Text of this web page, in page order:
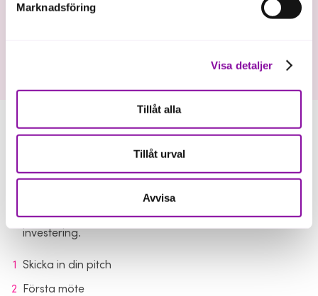
Marknadsföring
Visa detaljer
Tillåt alla
Tillåt urval
Avvisa
gröna investeringar
Från pitch till investerning
Vår investeringsprocess hjälper oss att lära känna
bolaget, teamet och tillväxtpotentialen. Här är de
viktigaste stegen på vägen från första kontakt till
investering.
Skicka in din pitch
Första möte